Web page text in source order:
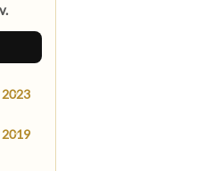
2023
2019